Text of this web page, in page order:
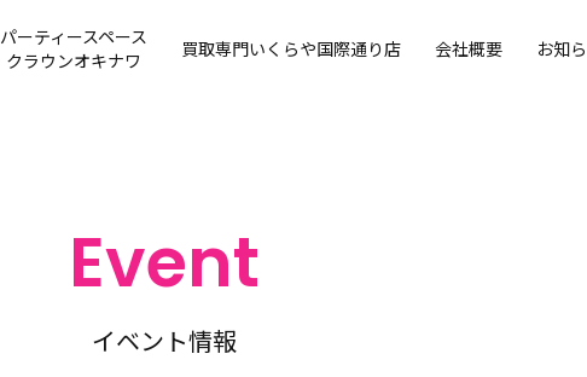
パーティースペース
クラウンオキナワ
買取専門いくらや国際通り店 会社概要 お知
Event
イベント情報